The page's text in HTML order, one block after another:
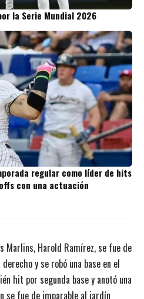
la Serie Mundial 2026
regular como líder de hits
con una actuación
Marlins, Harold Ramírez, se fue de
y se robó una base en el
hit por segunda base y anotó una
se fue de imparable al jardín